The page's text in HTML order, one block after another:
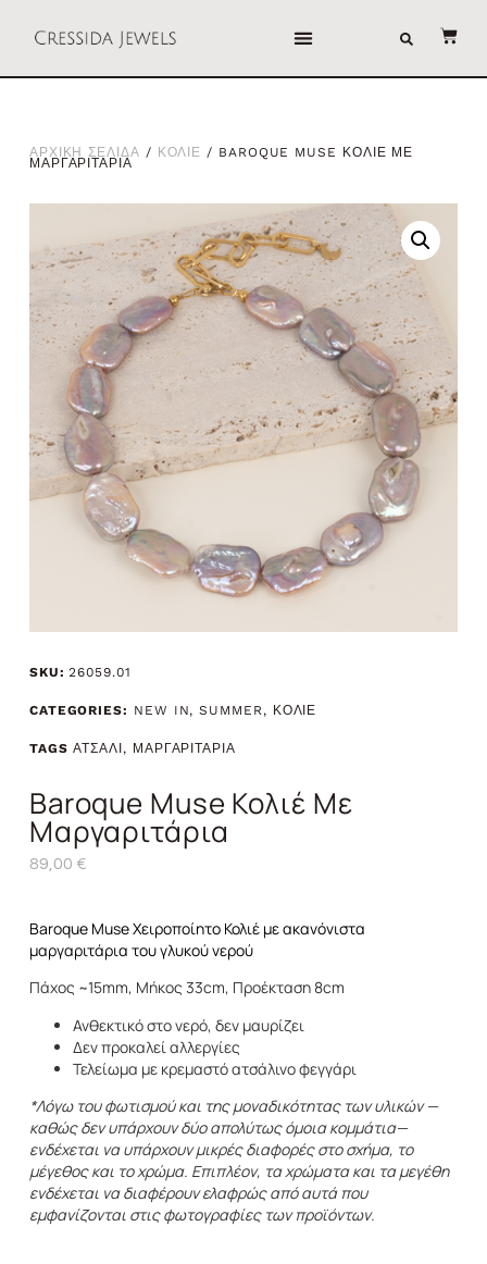
ΑΡΧΙΚΗ ΣΕΛΙΔΑ / ΚΟΛΙΕ / BAROQUE MUSE ΚΟΛΙΕ ΜΕ
ΜΑΡΓΑΡΙΤΑΡΙΑ
SKU:26059.01
CATEGORIES: NEW IN,SUMMER, ΚΟΛΙΕ
TAGS ΑΤΣΑΛΙ, ΜΑΡΓΑΡΙΤΑΡΙΑ
Baroque Muse Κολιέ Με
Μαργαριτάρια
89,00 €
Baroque Muse Χειροποίητο Κολιέ με ακανόνιστα
μαργαριτάρια του γλυκού νερού
Πάχος ~15mm, Μήκος 33cm, Προέκταση 8cm
Ανθεκτικό στο νερό, δεν μαυρίζει
Δεν προκαλεί αλλεργίες
Τελείωμα με κρεμαστό ατσάλινο φεγγάρι
*Λόγω του φωτισμού και της μοναδικότητας των υλικών —
καθώς δεν υπάρχουν δύο απολύτως όμοια κομμάτια—
ενδέχεται να υπάρχουν μικρές διαφορές στο σχήμα, το
μέγεθος και το χρώμα. Επιπλέον, τα χρώματα και τα μεγέθη
ενδέχεται να διαφέρουν ελαφρώς από αυτά που
εμφανίζονται στις φωτογραφίες των προϊόντων.